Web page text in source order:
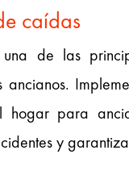
caídas
de las
ancianos.
hogar para
y